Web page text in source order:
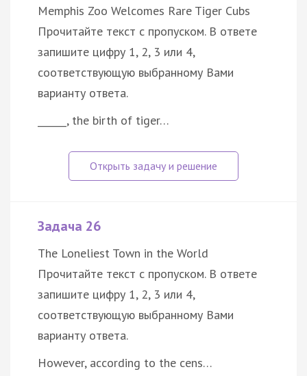
Memphis Zoo Welcomes Rare Tiger Cubs
Прочитайте текст с пропуском. В ответе
запишите цифру 1, 2, 3 или 4,
соответствующую выбранному Вами
варианту ответа.
______, the birth of tiger…
Задача 26
The Loneliest Town in the World
Прочитайте текст с пропуском. В ответе
запишите цифру 1, 2, 3 или 4,
соответствующую выбранному Вами
варианту ответа.
However, according to the cens…